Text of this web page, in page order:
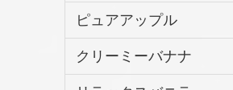
ピュアアップル
クリーミーバナナ